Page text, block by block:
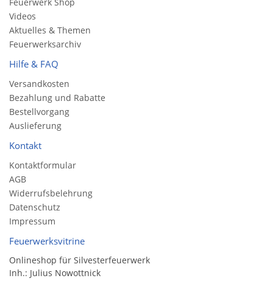
Videos
Aktuelles & Themen
Feuerwerksarchiv
Hilfe & FAQ
Versandkosten
Bezahlung und Rabatte
Bestellvorgang
Auslieferung
Kontakt
Kontaktformular
AGB
Widerrufsbelehrung
Datenschutz
Impressum
Feuerwerksvitrine
Onlineshop für Silvesterfeuerwerk
Inh.: Julius Nowottnick